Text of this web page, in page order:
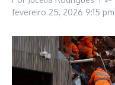
fevereiro 25, 2026 9:15 pm